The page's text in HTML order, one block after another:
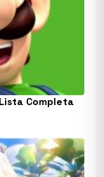
Completa